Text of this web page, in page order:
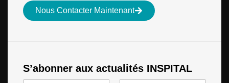
Nous Contacter Maintenant
S’abonner aux actualités INSPITAL